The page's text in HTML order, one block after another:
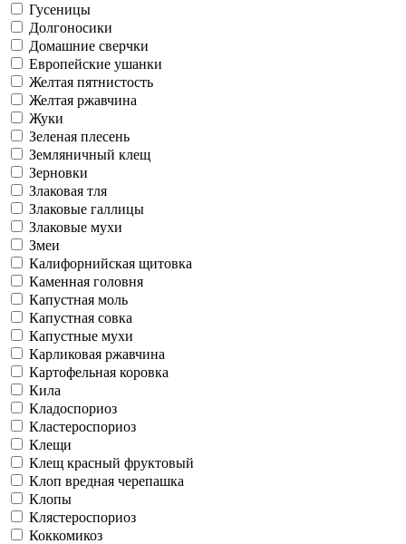
Гусеницы
Долгоносики
Домашние сверчки
Европейские ушанки
Желтая пятнистость
Желтая ржавчина
Жуки
Зеленая плесень
Земляничный клещ
Зерновки
Злаковая тля
Злаковые галлицы
Злаковые мухи
Змеи
Калифорнийская щитовка
Каменная головня
Капустная моль
Капустная совка
Капустные мухи
Карликовая ржавчина
Картофельная коровка
Кила
Кладоспориоз
Кластероспориоз
Клещи
Клещ красный фруктовый
Клоп вредная черепашка
Клопы
Клястероспориоз
Коккомикоз